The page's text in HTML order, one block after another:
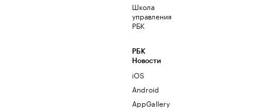
Школа
управления
РБК
РБК
Новости
iOS
Android
AppGallery